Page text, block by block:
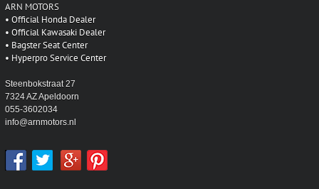
ARN MOTORS
• Official Honda Dealer
• Official Kawasaki Dealer
• Bagster Seat Center
• Hyperpro Service Center
Steenbokstraat 27
7324 AZ Apeldoorn
055-3602034
info@arnmotors.nl